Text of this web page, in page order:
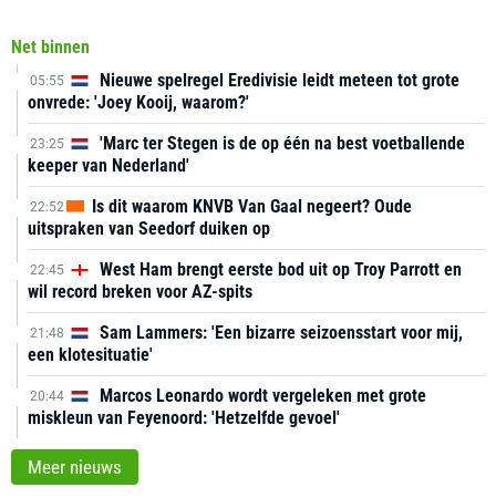
Net binnen
05:55
Nieuwe spelregel Eredivisie leidt meteen tot grote
onvrede: 'Joey Kooij, waarom?'
23:25
'Marc ter Stegen is de op één na best voetballende
keeper van Nederland'
22:52
Is dit waarom KNVB Van Gaal negeert? Oude
uitspraken van Seedorf duiken op
22:45
West Ham brengt eerste bod uit op Troy Parrott en
wil record breken voor AZ-spits
21:48
Sam Lammers: 'Een bizarre seizoensstart voor mij,
een klotesituatie'
20:44
Marcos Leonardo wordt vergeleken met grote
miskleun van Feyenoord: 'Hetzelfde gevoel'
Meer nieuws